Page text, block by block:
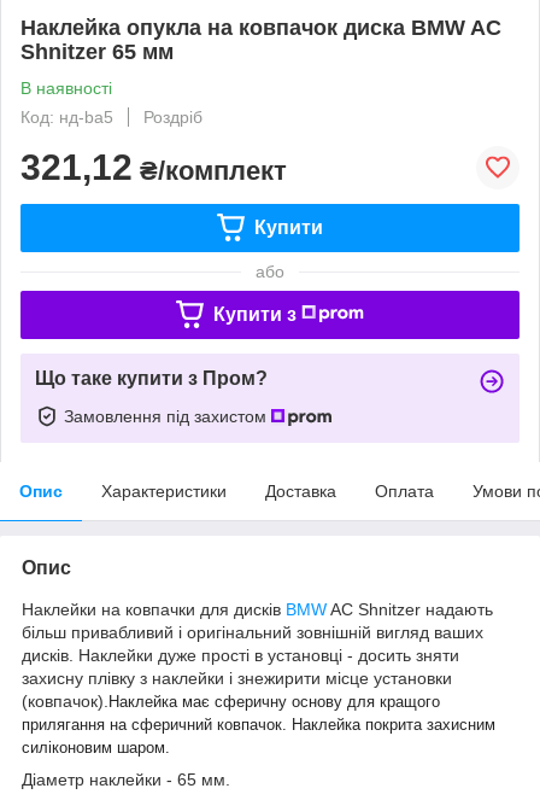
Наклейка опукла на ковпачок диска BMW AC
Shnitzer 65 мм
В наявності
Код: нд-ba5
Роздріб
321,12 ₴/комплект
Купити
або
Купити з
Що таке купити з Пром?
Замовлення під захистом
Опис Характеристики Доставка Оплата Умови
Опис
Наклейки на ковпачки для дисків BMWAC Shnitzer надають
більш привабливий і оригінальний зовнішній вигляд ваших
дисків. Наклейки дуже прості в установці - досить зняти
захисну плівку з наклейки і знежирити місце установки
(ковпачок). Наклейка має сферичну основу для кращого
прилягання на сферичний ковпачок. Наклейка покрита захисним
силіконовим шаром.
Діаметр наклейки - 65 мм.